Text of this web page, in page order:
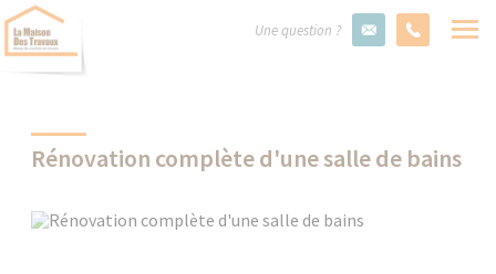
Une question ?
Rénovation complète d'une salle de bains